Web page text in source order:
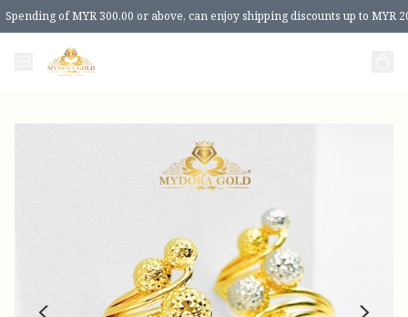
Spending of MYR 300.00 or above, can enjoy shipping discounts up to MYR